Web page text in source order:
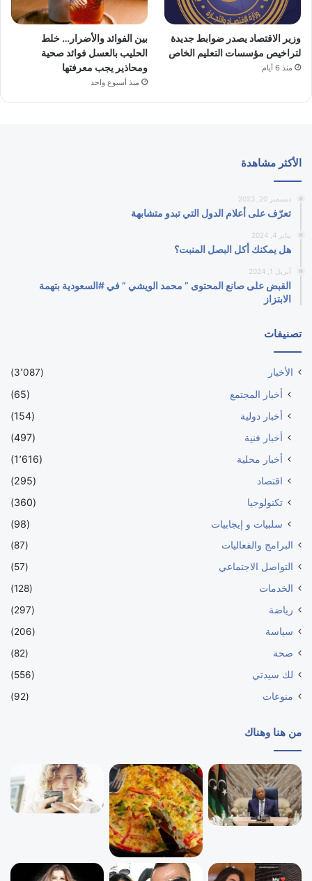
وزير الاقتصاد يصدر ضوابط جديدة
لتراخيص مؤسسات التعليم الخاص
منذ 6 أيام
بين الفوائد والأضرار… خلط
الحليب بالعسل فوائد صحية
ومحاذير يجب معرفتها
منذ أسبوع واحد
الأكثر مشاهدة
ديسمبر 20, 2023
تعرّف على أعلام الدول التي تبدو متشابهة
يناير 4, 2024
هل يمكنك أكل البصل المنبت؟
أبريل 1, 2024
القبض على صانع المحتوى ” محمد الويشي ” في #السعودية بتهمة
الابتزاز
تصنيفات
الأخبار (3٬087)
أخبار المجتمع
(65)
أخبار دولية
(154)
أخبار فنية
(497)
أخبار محلية
(1٬616)
اقتصاد
(295)
تكنولوجيا
(360)
سلبيات و إيجابيات
(98)
البرامج والفعاليات
(87)
التواصل الاجتماعي
(57)
الخدمات
(128)
رياضة
(297)
سياسة
(206)
صحة
(82)
لك سيدتي
(556)
منوعات
(92)
من هنا وهناك